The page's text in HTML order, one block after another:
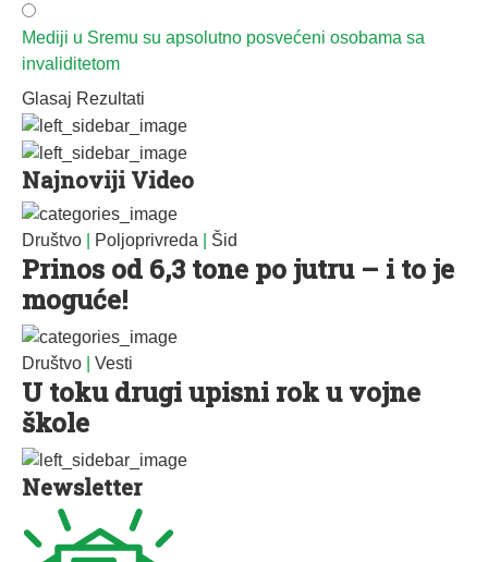
Mediji u Sremu su apsolutno posvećeni osobama sa
invaliditetom
Glasaj Rezultati
Najnoviji Video
Društvo Poljoprivreda Šid
Prinos od 6,3 tone po jutru – i to je
moguće!
Društvo Vesti
U toku drugi upisni rok u vojne
škole
Newsletter